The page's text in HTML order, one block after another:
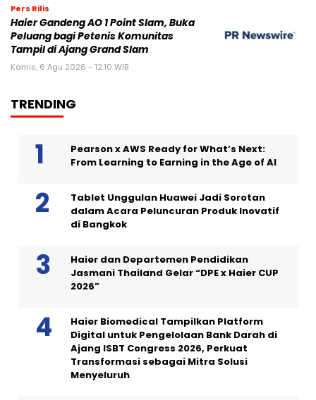
Pers Rilis
Haier Gandeng AO 1 Point Slam, Buka
Peluang bagi Petenis Komunitas
Tampil di Ajang Grand Slam
Kamis, 6 Agu 2026 - 12:10 WIB
TRENDING
Pearson x AWS Ready for What’s Next:
From Learning to Earning in the Age of AI
Tablet Unggulan Huawei Jadi Sorotan
dalam Acara Peluncuran Produk Inovatif
di Bangkok
Haier dan Departemen Pendidikan
Jasmani Thailand Gelar “DPE x Haier CUP
2026”
Haier Biomedical Tampilkan Platform
Digital untuk Pengelolaan Bank Darah di
Ajang ISBT Congress 2026, Perkuat
Transformasi sebagai Mitra Solusi
Menyeluruh